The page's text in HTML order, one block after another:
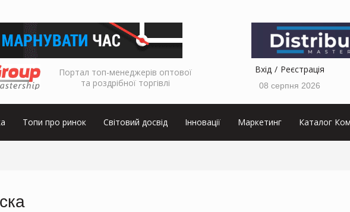
Портал топ-менеджерів оптової
та роздрібної торгівлі
Вхід Реєстрація
08 серпня 2026
Топи про ринок Світовий досвід Інновації Маркетинг Каталог